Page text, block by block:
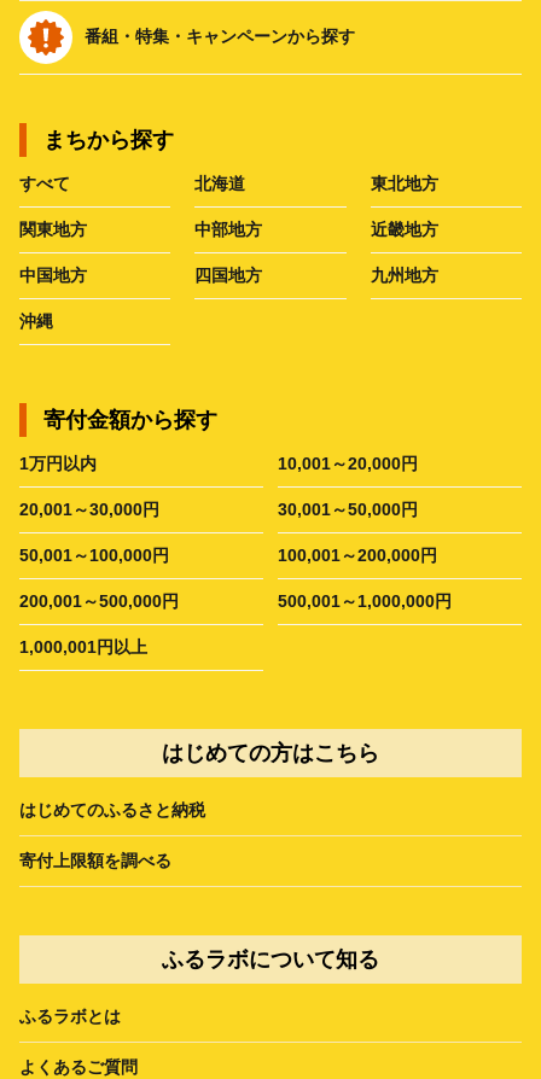
番組・特集・キャンペーンから探す
まちから探す
すべて 北海道 東北地方
関東地方 中部地方 近畿地方
中国地方 四国地方 九州地方
沖縄
寄付金額から探す
1万円以内 10,001～20,000円
20,001～30,000円 30,001～50,000円
50,001～100,000円 100,001～200,000円
200,001～500,000円 500,001～1,000,000円
1,000,001円以上
はじめての方はこちら
はじめてのふるさと納税
寄付上限額を調べる
ふるラボについて知る
ふるラボとは
よくあるご質問